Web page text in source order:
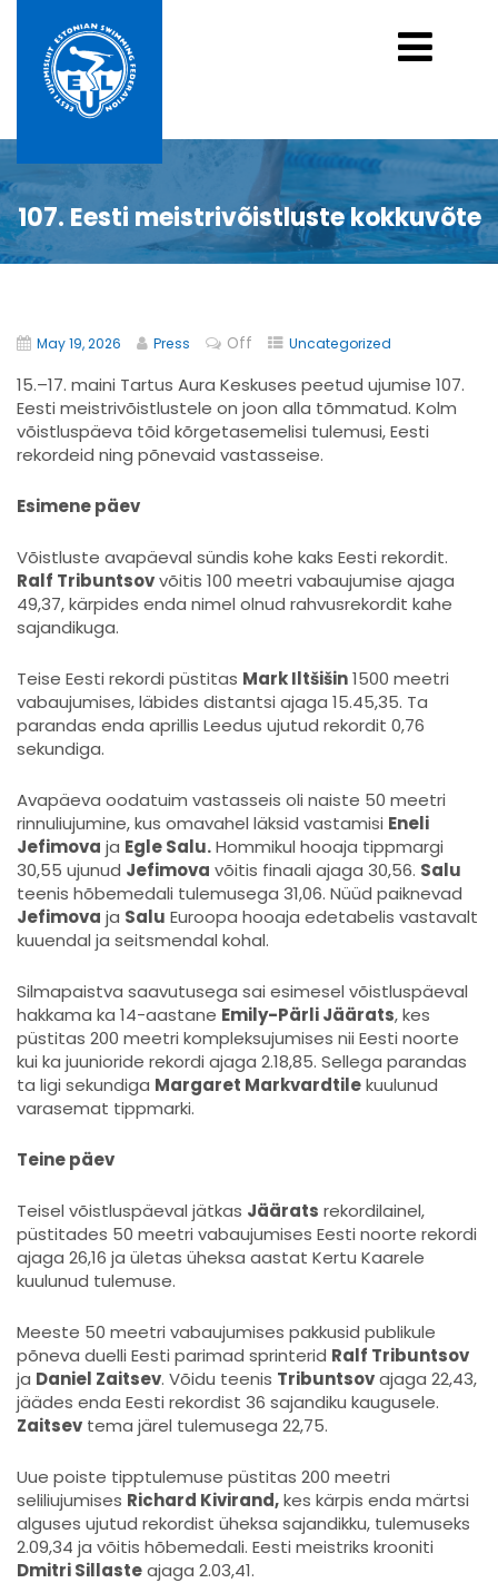
107. Eesti meistrivõistluste kokkuvõte
May 19, 2026 Press Off Uncategorized
15.–17. maini Tartus Aura Keskuses peetud ujumise 107.
Eesti meistrivõistlustele on joon alla tõmmatud. Kolm
võistluspäeva tõid kõrgetasemelisi tulemusi, Eesti
rekordeid ning põnevaid vastasseise.
Esimene päev
Võistluste avapäeval sündis kohe kaks Eesti rekordit.
Ralf Tribuntsovvõitis 100 meetri vabaujumise ajaga
49,37, kärpides enda nimel olnud rahvusrekordit kahe
sajandikuga.
Teise Eesti rekordi püstitas Mark Iltšišin1500 meetri
vabaujumises, läbides distantsi ajaga 15.45,35. Ta
parandas enda aprillis Leedus ujutud rekordit 0,76
sekundiga.
Avapäeva oodatuim vastasseis oli naiste 50 meetri
rinnuliujumine, kus omavahel läksid vastamisi Eneli
Jefimova ja Egle Salu.Hommikul hooaja tippmargi
30,55 ujunud Jefimova võitis finaali ajaga 30,56. Salu
teenis hõbemedali tulemusega 31,06. Nüüd paiknevad
Jefimova ja Salu Euroopa hooaja edetabelis vastavalt
kuuendal ja seitsmendal kohal.
Silmapaistva saavutusega sai esimesel võistluspäeval
hakkama ka 14-aastane Emily-Pärli Jäärats, kes
püstitas 200 meetri kompleksujumises nii Eesti noorte
kui ka juunioride rekordi ajaga 2.18,85. Sellega parandas
ta ligi sekundiga Margaret Markvardtilekuulunud
varasemat tippmarki.
Teine päev
Teisel võistluspäeval jätkas Jäärats rekordilainel,
püstitades 50 meetri vabaujumises Eesti noorte rekordi
ajaga 26,16 ja ületas üheksa aastat Kertu Kaarele
kuulunud tulemuse.
Meeste 50 meetri vabaujumises pakkusid publikule
põneva duelli Eesti parimad sprinterid Ralf Tribuntsov
ja Daniel Zaitsev. Võidu teenis Tribuntsovajaga 22,43,
jäädes enda Eesti rekordist 36 sajandiku kaugusele.
Zaitsev tema järel tulemusega 22,75.
Uue poiste tipptulemuse püstitas 200 meetri
seliliujumises Richard Kivirand,kes kärpis enda märtsi
alguses ujutud rekordist üheksa sajandikku, tulemuseks
2.09,34 ja võitis hõbemedali. Eesti meistriks krooniti
Dmitri Sillasteajaga 2.03,41.